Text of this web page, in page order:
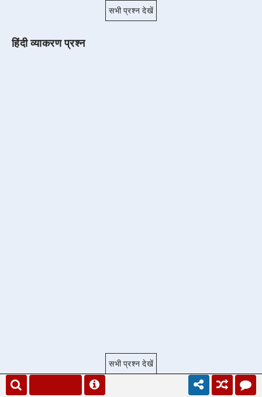
सभी प्रश्न देखें
हिंदी व्याकरण प्रश्न
सभी प्रश्न देखें